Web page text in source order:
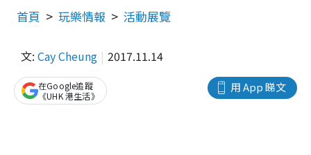
首頁 玩樂情報 活動展覽
文: Cay Cheung 2017.11.14
用 App 睇文
在Google追蹤
《UHK 港生活》